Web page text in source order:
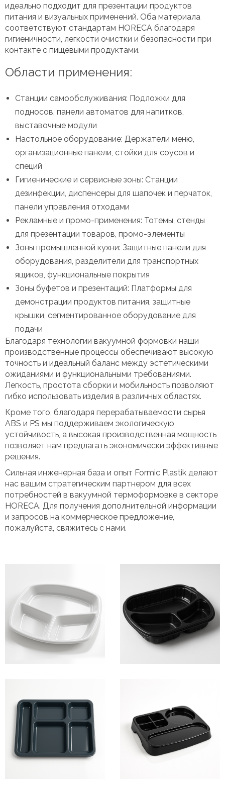
идеально подходит для презентации продуктов
питания и визуальных применений. Оба материала
соответствуют стандартам HORECA благодаря
гигиеничности, легкости очистки и безопасности при
контакте с пищевыми продуктами.
Области применения:
Станции самообслуживания: Подложки для
подносов, панели автоматов для напитков,
выставочные модули
Настольное оборудование: Держатели меню,
организационные панели, стойки для соусов и
специй
Гигиенические и сервисные зоны: Станции
дезинфекции, диспенсеры для шапочек и перчаток,
панели управления отходами
Рекламные и промо-применения: Тотемы, стенды
для презентации товаров, промо-элементы
Зоны промышленной кухни: Защитные панели для
оборудования, разделители для транспортных
ящиков, функциональные покрытия
Зоны буфетов и презентаций: Платформы для
демонстрации продуктов питания, защитные
крышки, сегментированное оборудование для
подачи
Благодаря технологии вакуумной формовки наши
производственные процессы обеспечивают высокую
точность и идеальный баланс между эстетическими
ожиданиями и функциональными требованиями.
Легкость, простота сборки и мобильность позволяют
гибко использовать изделия в различных областях.
Кроме того, благодаря перерабатываемости сырья
ABS и PS мы поддерживаем экологическую
устойчивость, а высокая производственная мощность
позволяет нам предлагать экономически эффективные
решения.
Сильная инженерная база и опыт Formic Plastik делают
нас вашим стратегическим партнером для всех
потребностей в вакуумной термоформовке в секторе
HORECA. Для получения дополнительной информации
и запросов на коммерческое предложение,
пожалуйста, свяжитесь с нами.